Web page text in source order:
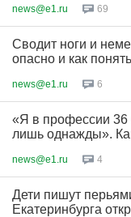
news@e1.ru 69
Сводит ноги и
опасно и как
news@e1.ru 6
«Я в профессии 36
лишь однажды».
news@e1.ru 4
Дети пишут
Екатеринбурга